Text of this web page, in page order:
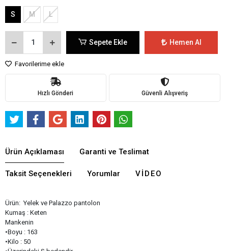
S M L
Sepete Ekle Hemen Al
Favorilerime ekle
Hızlı Gönderi Güvenli Alışveriş
Ürün Açıklaması Garanti ve Teslimat
Taksit Seçenekleri Yorumlar VIDEO
Ürün: Yelek ve Palazzo pantolon
Kumaş : Keten
Mankenin
•Boyu : 163
•Kilo : 50